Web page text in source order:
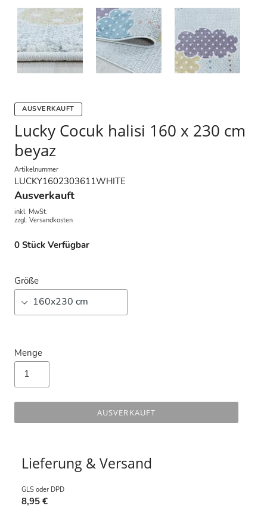
AUSVERKAUFT
Lucky Cocuk halisi 160 x 230 cm
beyaz
Artikelnummer
LUCKY1602303611WHITE
Ausverkauft
inkl. MwSt.
zzgl. Versandkosten
0 Stück Verfügbar
Größe
Menge
AUSVERKAUFT
Lieferung & Versand
GLS oder DPD
8,95 €